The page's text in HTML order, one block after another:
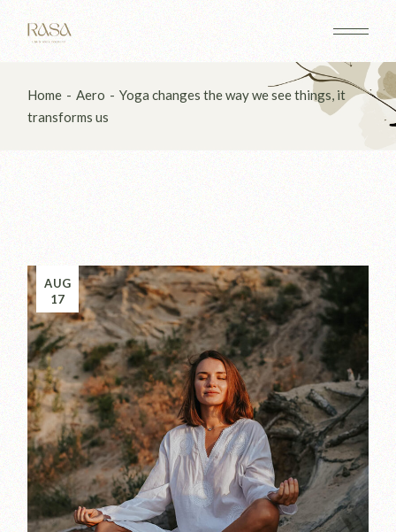
Home Aero
Yoga changes the way we see things, it
transforms us
AUG
17